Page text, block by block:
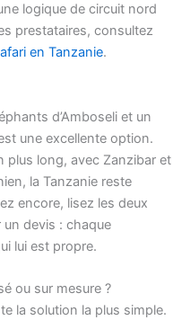
logique de circuit nord
prestataires, consultez
en Tanzanie.
d’Amboseli et un
une excellente option.
plus long, avec Zanzibar et
la Tanzanie reste
encore, lisez les deux
devis : chaque
lui est propre.
ou sur mesure ?
la solution la plus simple.